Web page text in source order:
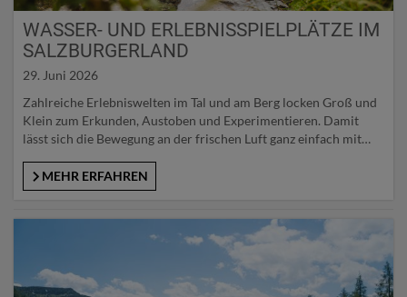
WASSER- UND ERLEBNISSPIELPLÄTZE IM
SALZBURGERLAND
29. Juni 2026
Zahlreiche Erlebniswelten im Tal und am Berg locken Groß und
Klein zum Erkunden, Austoben und Experimentieren. Damit
lässt sich die Bewegung an der frischen Luft ganz einfach mit
umliegende Bergwelt verbinden. Und das Beste daran: Alle
ausgewählten Erlebnisparks und Spielplätze binden das Element
MEHR ERFAHREN